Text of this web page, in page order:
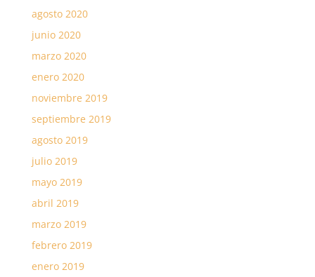
agosto 2020
junio 2020
marzo 2020
enero 2020
noviembre 2019
septiembre 2019
agosto 2019
julio 2019
mayo 2019
abril 2019
marzo 2019
febrero 2019
enero 2019